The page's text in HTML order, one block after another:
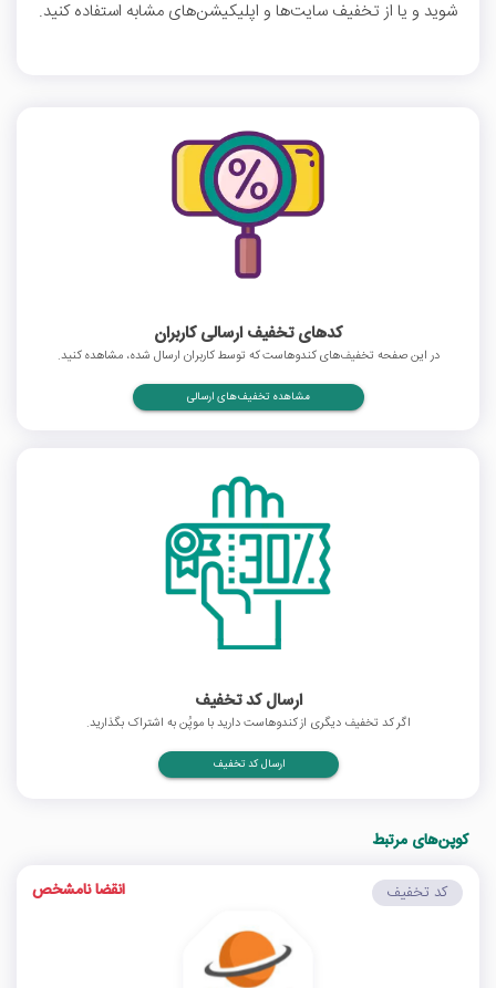
شوید و یا از تخفیف سایت‌ها و اپلیکیشن‌های مشابه استفاده کنید.
کدهای تخفیف ارسالی کاربران
در این صفحه تخفیف‌های کندوهاست که توسط کاربران ارسال شده، مشاهده کنید.
مشاهده تخفیف‌های ارسالی
ارسال کد تخفیف
اگر کد تخفیف دیگری از کندوهاست دارید با موپُن به اشتراک بگذارید.
ارسال کد تخفیف
کوپن‌های مرتبط
کد تخفیف انقضا نامشخص